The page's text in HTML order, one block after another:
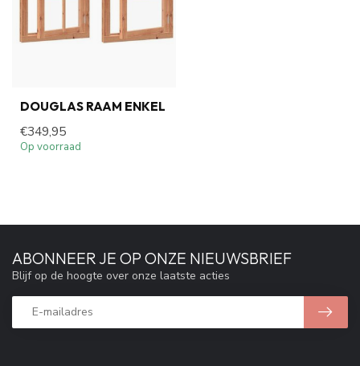
DOUGLAS RAAM ENKEL
€349,95
Op voorraad
ABONNEER JE OP ONZE NIEUWSBRIEF
Blijf op de hoogte over onze laatste acties